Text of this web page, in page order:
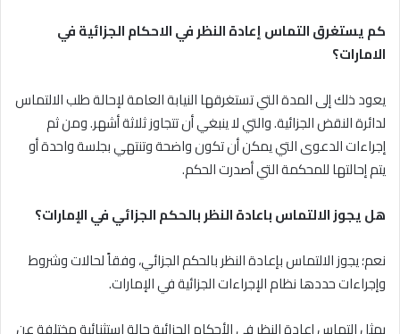
كم يستغرق التماس إعادة النظر في الاحكام الجزائية في
الامارات؟
يعود ذلك إلى المدة التي تستغرقها النيابة العامة لإحالة طلب الالتماس
لدائرة النقض الجزائية. والتي لا ينبغي أن تتجاوز ثلاثة أشهر. ومن ثم
إجراءات الدعوى التي يمكن أن تكون واضحة وتنتهي بجلسة واحدة أو
يتم إحالتها للمحكمة التي أصدرت الحكم.
هل يجوز الالتماس باعادة النظر بالحكم الجزائي في الإمارات؟
نعم؛ يجوز الالتماس بإعادة النظر بالحكم الجزائي، وفقاً لحالات وشروط
وإجراءات حددها نظام الإجراءات الجزائية في الإمارات.